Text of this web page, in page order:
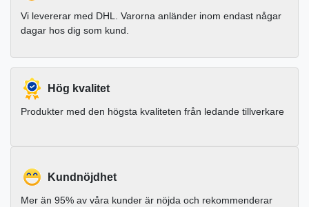
Vi levererar med DHL. Varorna anländer inom endast någar
dagar hos dig som kund.
Hög kvalitet
Produkter med den högsta kvaliteten från ledande tillverkare
Kundnöjdhet
Mer än 95% av våra kunder är nöjda och rekommenderar